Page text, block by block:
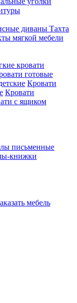
диваны Тахта
мягкой мебели
кровати
готовые
Кровати
Кровати
с ящиком
письменные
книжки
мебель